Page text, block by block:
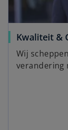
Kwaliteit &
Wij
verandering